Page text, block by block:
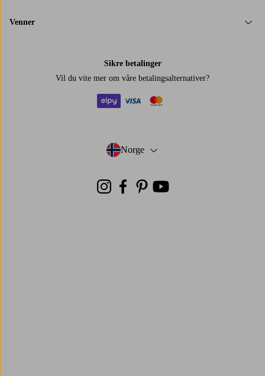
Venner
Sikre betalinger
Vil du vite mer om våre betalingsalternativer?
Norge
- Velg land